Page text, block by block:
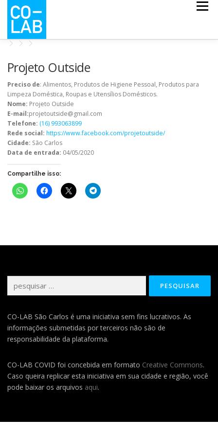
Pular
para
conteúdo
Menu
NOTÍCIAS QUEM SOMOS
Projeto Outside
Preciso de: Alimentos, Produtos de Higiene Pessoal, Produtos para
Limpeza Doméstica, Roupas e Utensílios Domésticos.
Nome: Projeto Outside
E-mail:projetoutside@gmail.com
Telefone: (16) 993063899
Rede social: https://www.facebook.com/projetoutside/
Cidade: São Carlos
Data de entrada: 04/05/2020
Compartilhe isso:
por:
CO-LAB São Carlos é uma iniciativa sem fins lucrativos. As
informações submetidas por terceiros não são de
responsabilidade da plataforma.
CO-LAB COVID foi concebida em formato Creative Commons.
Caso queira replicar esta iniciativa em sua cidade e região, você
pode baixar os arquivos aqui.